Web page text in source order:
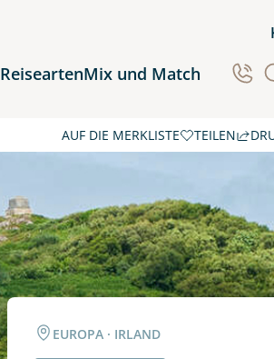
ReiseartenMix und Match
AUF DIE MERKLISTE TEILEN
EUROPA · IRLAND